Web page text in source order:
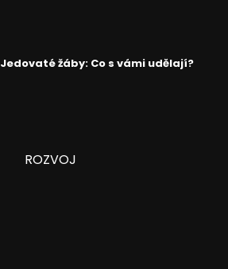
Jedovaté žáby: Co s vámi udělají?
ROZVOJ